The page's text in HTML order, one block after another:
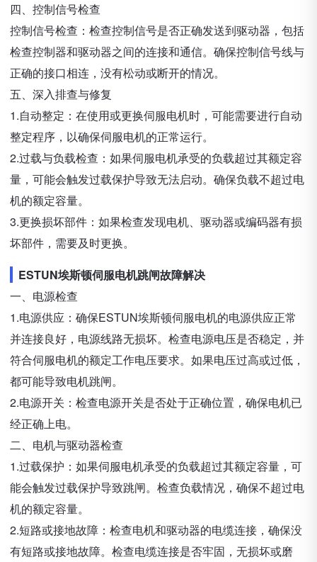
四、控制信号检查
控制信号检查：检查控制信号是否正确发送到驱动器，包括
检查控制器和驱动器之间的连接和通信。确保控制信号线与
正确的接口相连，没有松动或断开的情况。
五、深入排查与修复
1.自动整定：在使用或更换伺服电机时，可能需要进行自动
整定程序，以确保伺服电机的正常运行。
2.过载与负载检查：如果伺服电机承受的负载超过其额定容
量，可能会触发过载保护导致无法启动。确保负载不超过电
机的额定容量。
3.更换损坏部件：如果检查发现电机、驱动器或编码器有损
坏部件，需要及时更换。
ESTUN埃斯顿伺服电机跳闸故障解决
一、电源检查
1.电源供应：确保ESTUN埃斯顿伺服电机的电源供应正常
并连接良好，电源线路无损坏。检查电源电压是否稳定，并
符合伺服电机的额定工作电压要求。如果电压过高或过低，
都可能导致电机跳闸。
2.电源开关：检查电源开关是否处于正确位置，确保电机已
经正确上电。
二、电机与驱动器检查
1.过载保护：如果伺服电机承受的负载超过其额定容量，可
能会触发过载保护导致跳闸。检查负载情况，确保不超过电
机的额定容量。
2.短路或接地故障：检查电机和驱动器的电缆连接，确保没
有短路或接地故障。检查电缆连接是否牢固，无损坏或磨